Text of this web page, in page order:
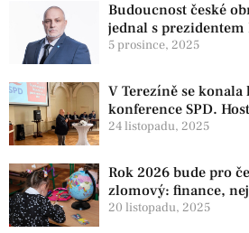
Budoucnost české
jednal s prezidentem
experti zdůrazňují
5 prosince, 2025
V Terezíně se konala
konference SPD.
zástupce koaliční
24 listopadu, 2025
Rok 2026 bude pro
zlomový: finance,
ambiciózní plány
20 listopadu, 2025